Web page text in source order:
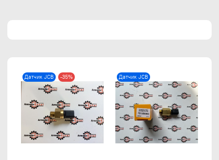
Датчик JCB -35% Датчик JCB